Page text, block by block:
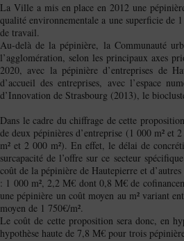
La Ville a mis en place en 2012 une
qualité environnementale a une superficie de
de travail.
Au-delà de la pépinière, la Communauté
l’agglomération, selon les principaux axes
2020, avec la pépinière d’entreprises de
d’accueil des entreprises, avec l’espace
d’Innovation de Strasbourg (2013), le
Dans le cadre du chiffrage de cette
de deux pépinières d’entreprise (1 000 m² et
m² et 2 000 m²). En effet, le délai de
surcapacité de l’offre sur ce secteur
coût de la pépinière de Hautepierre et
: 1 000 m², 2,2 M€ dont 0,8 M€ de
une pépinière un coût moyen au m² variant
moyen de 1 750€/m².
Le coût de cette proposition sera donc, en
hypothèse haute de 7,8 M€ pour trois